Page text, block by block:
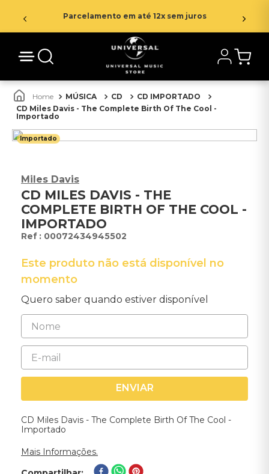
Parcelamento em até 12x sem juros
MÚSICA CD
CD IMPORTADO
CD Miles Davis - The Complete Birth Of The Cool -
Importado
Importado
Miles Davis
CD MILES DAVIS - THE
COMPLETE BIRTH OF THE COOL -
IMPORTADO
: 00072434945502
Este produto não está disponível no
momento
Quero saber quando estiver disponível
ENVIAR
CD Miles Davis - The Complete Birth Of The Cool -
Importado
Mais Informações.